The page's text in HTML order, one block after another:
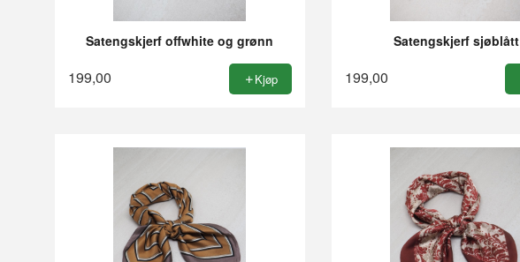
Satengskjerf offwhite og grønn
199,00 Kjøp
Satengskjerf sjøblått
199,00